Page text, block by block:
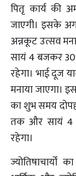
पितृ कार्य की
जाएगी। इसके
अन्नकूट उत्सव
सायं 4 बजकर 30
रहेगा। भाई दूज
मनाया जाएगा।
का शुभ समय
तक और सायं 4
रहेगा।